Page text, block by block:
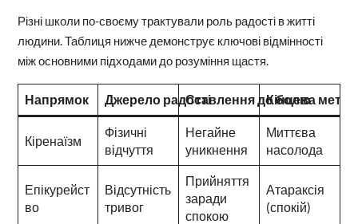
Різні школи по-своєму трактували роль радості в житті
людини. Таблиця нижче демонструє ключові відмінності
між основними підходами до розуміння щастя.
Напрямок Джерело радостіСтавлення до болю
Кінцева мета
Кіренаїзм
Фізичні
відчуття
Негайне
уникнення
Миттєва
насолода
Епікурейст
во
Відсутність
тривог
Прийняття
заради
спокою
Атараксія
(спокій)